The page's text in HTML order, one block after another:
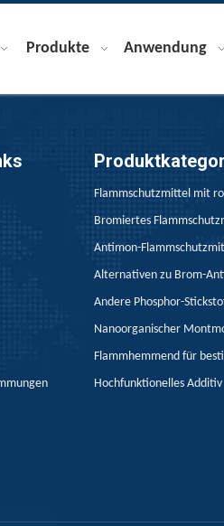
Produkte Anwendung
Flammschutzmittel mit
Bromiertes
Antimon-
Alternativen zu Brom-
Andere Phosphor-
Nanoorganischer
Flammhemmend für
Hochfunktionelles Additiv